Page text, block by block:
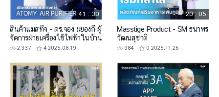
สินค้าแมสทีจ - ดร.จอง มยองกี ผู้
จัดการฝ่ายเครื่องใช้ไฟฟ้าในบ้าน
2,337 4 2025.08.19
41 : 30
Masstige Product - SM ธนาพร
วัฒนสุชาติ
984 0 2025.11.26
20 : 05